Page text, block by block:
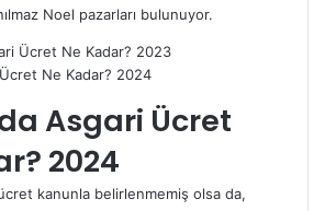
Noel pazarları bulunuyor.
Ne Kadar? 2024
Asgari Ücret
2024
kanunla belirlenmemiş olsa da,